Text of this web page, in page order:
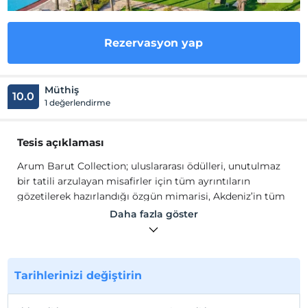
Rezervasyon yap
10.0 Müthiş
1 değerlendirme
Tesis açıklaması
Arum Barut Collection; uluslararası ödülleri, unutulmaz
bir tatili arzulayan misafirler için tüm ayrıntıların
gözetilerek hazırlandığı özgün mimarisi, Akdeniz’in tüm
mavilerini barındıran berrak ve tertemiz denizi, sadece
konuklarına özel altın kum plajı ve Side’ye özel endemik
tatil imkanı sunuyor.
Çiftlerin, balayı çiftlerinin ve çocuklu ailelerin tüm
Daha fazla göster
Tarihlerinizi değiştirin